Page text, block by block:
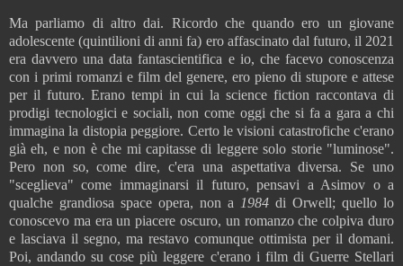
Ma parliamo di altro dai. Ricordo che quando ero un giovane
adolescente (quintilioni di anni fa) ero affascinato dal futuro, il 2021
era davvero una data fantascientifica e io, che facevo conoscenza
con i primi romanzi e film del genere, ero pieno di stupore e attese
per il futuro. Erano tempi in cui la science fiction raccontava di
prodigi tecnologici e sociali, non come oggi che si fa a gara a chi
immagina la distopia peggiore. Certo le visioni catastrofiche c'erano
già eh, e non è che mi capitasse di leggere solo storie "luminose".
Pero non so, come dire, c'era una aspettativa diversa. Se uno
"sceglieva" come immaginarsi il futuro, pensavi a Asimov o a
qualche grandiosa space opera, non a 1984 di Orwell; quello lo
conoscevo ma era un piacere oscuro, un romanzo che colpiva duro
e lasciava il segno, ma restavo comunque ottimista per il domani.
Poi, andando su cose più leggere c'erano i film di Guerre Stellari